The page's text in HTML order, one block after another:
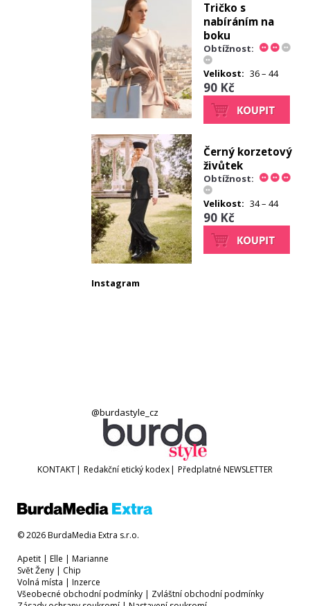
Tričko s
nabíráním na
boku
Obtížnost:
Velikost: 36 – 44
90 Kč
Černý korzetový
živůtek
Obtížnost:
Velikost: 34 – 44
90 Kč
Instagram
@burdastyle_cz
KONTAKT| Redakční etický kodex| Předplatné NEWSLETTER
© 2026 BurdaMedia Extra s.r.o.
Apetit | Elle | Marianne
Svět Ženy | Chip
Volná místa | Inzerce
Všeobecné obchodní podmínky | Zvláštní obchodní podmínky